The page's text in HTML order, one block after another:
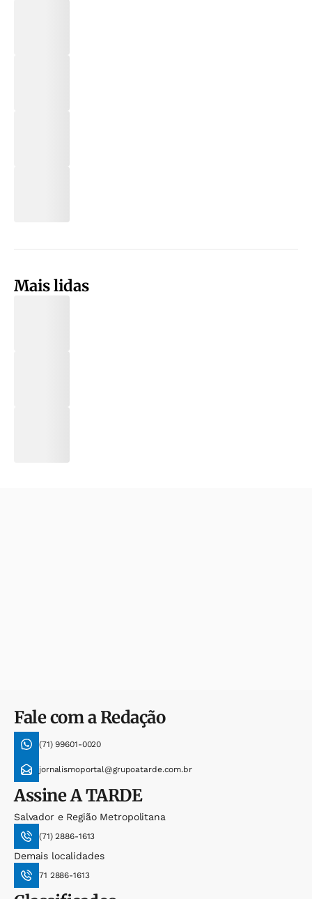
Mais lidas
Fale com a Redação
(71) 99601-0020
jornalismoportal@grupoatarde.com.br
AssineA TARDE
Salvador e Região Metropolitana
(71) 2886-1613
Demais localidades
71 2886-1613